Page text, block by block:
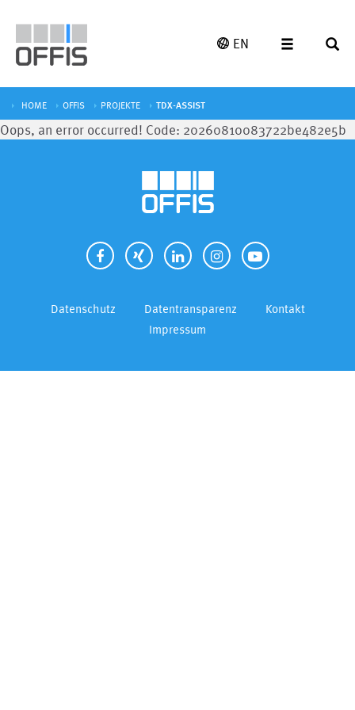
EN
HOME OFFIS PROJEKTE TDX-ASSIST
Oops, an error occurred! Code: 20260810083722be482e5b
Datenschutz Datentransparenz
Kontakt
Impressum